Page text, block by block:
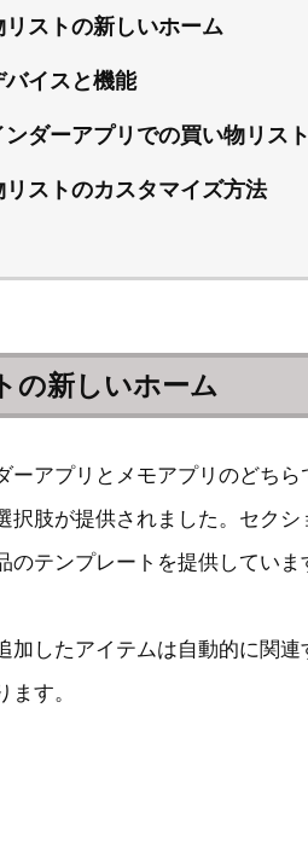
リストの新しいホーム
バイスと機能
ンダーアプリでの買い物リス
リストのカスタマイズ方法
の新しいホーム
ーアプリとメモアプリのどち
択肢が提供されました。セク
のテンプレートを提供していま
加したアイテムは自動的に関
す。